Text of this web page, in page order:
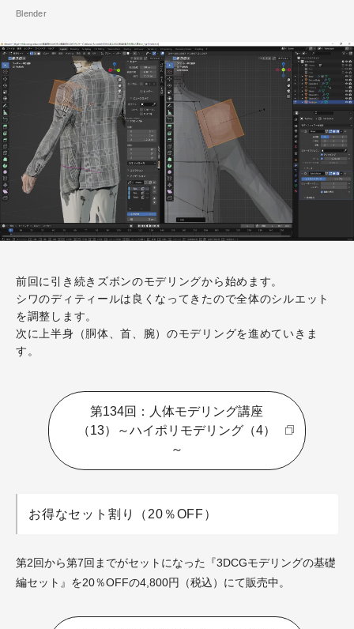
Blender
前回に引き続きズボンのモデリングから始めます。
シワのディティールは良くなってきたので全体のシルエット
を調整します。
次に上半身（胴体、首、腕）のモデリングを進めていきま
す。
第134回：人体モデリング講座
（13）～ハイポリモデリング（4）
～
お得なセット割り（20％OFF）
第2回から第7回までがセットになった『3DCGモデリングの基礎
編セット』を20％OFFの4,800円（税込）にて販売中。